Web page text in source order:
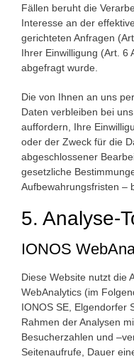
Fällen beruht die
Interesse an der
gerichteten Anfragen
Ihrer Einwilligung (Art. 6
abgefragt wurde.
Die von Ihnen an uns
Daten verbleiben bei
auffordern, Ihre
oder der Zweck für die
abgeschlossener
gesetzliche
Aufbewahrungsfristen –
5. Analyse-
IONOS
Diese Website nutzt die
WebAnalytics (im
IONOS SE, Elgendorfer
Rahmen der Analysen
Besucherzahlen und
Seitenaufrufe, Dauer